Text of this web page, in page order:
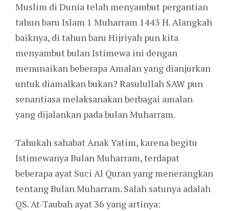
Muslim di Dunia telah menyambut pergantian
tahun baru Islam 1 Muharram 1443 H. Alangkah
baiknya, di tahun baru Hijriyah pun kita
menyambut bulan Istimewa ini dengan
menunaikan beberapa Amalan yang dianjurkan
untuk diamalkan bukan? Rasulullah SAW pun
senantiasa melaksanakan berbagai amalan
yang dijalankan pada bulan Muharram.
Tahukah sahabat Anak Yatim, karena begitu
Istimewanya Bulan Muharram, terdapat
beberapa ayat Suci Al Quran yang menerangkan
tentang Bulan Muharram. Salah satunya adalah
QS. At-Taubah ayat 36 yang artinya: